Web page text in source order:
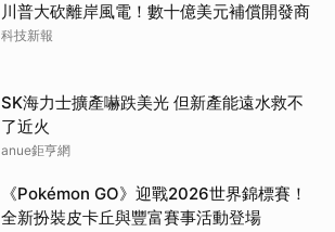
川普大砍離岸風電！數十億美元補償開發商
科技新報
SK海力士擴產嚇跌美光 但新產能遠水救不
了近火
anue鉅亨網
《Pokémon GO》迎戰2026世界錦標賽！
全新扮裝皮卡丘與豐富賽事活動登場